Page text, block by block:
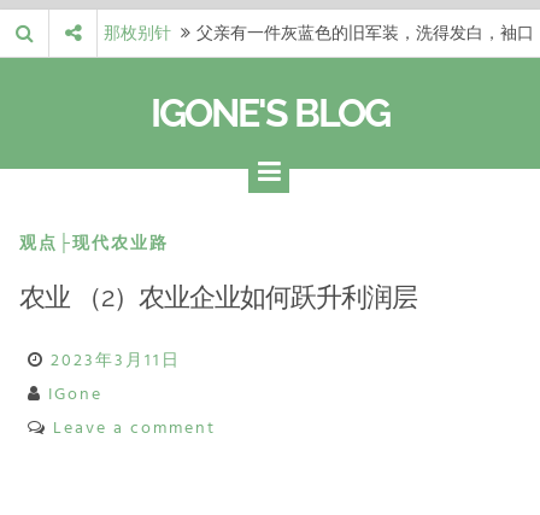
Skip
to
那枚别针
父亲有一件灰蓝色的旧军装，洗得发白，袖口
自己的生活和命…
梁冬 |…
梁冬：有一些人在某个阶段掌握了第一性原
理，完成了一次彻…
梁冬 |…
梁冬：总还有那么百分之一的人，既不努力，
IGONE'S BLOG
观点├现代农业路
农业 （2）农业企业如何跃升利润层
2023年3月11日
IGone
Leave a comment